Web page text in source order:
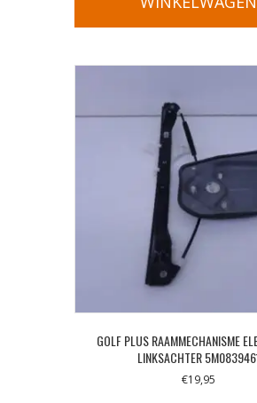
GOLF PLUS RAAMMECHANISME
LINKSACHTER
€19,95